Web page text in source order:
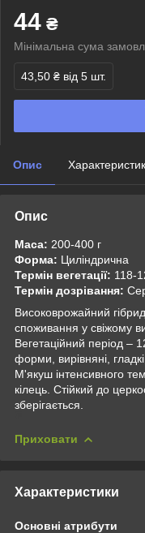
44 ₴
Мінімальна сума
43,50 ₴ від 5 шт.
Опис
Опис
Маса: 200-400 г
Форма: Циліндрична
Термін вегетації: 118-
Термін дозрівання:
Високоврожайний
споживання у свіжому
Вегетаційний період –
форми, вирівняні,
М'якуш інтенсивного
кілець. Стійкий до
зберігається.
Приховати
Характеристики
Основні атрибути